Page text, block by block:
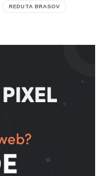
REDUTA BRASOV